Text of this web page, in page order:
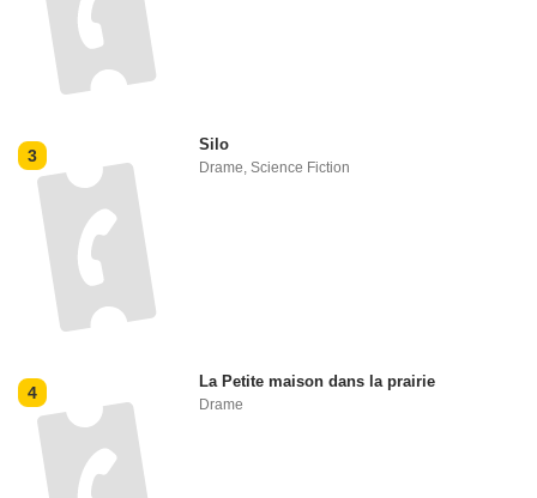
3
Silo
Drame,Science Fiction
4
La Petite maison dans la prairie
Drame